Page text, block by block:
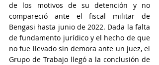
de los motivos de su detención y no
compareció ante el fiscal militar de
Bengasi hasta junio de 2022. Dada la falta
de fundamento jurídico y el hecho de que
no fue llevado sin demora ante un juez, el
Grupo de Trabajo llegó a la conclusión de